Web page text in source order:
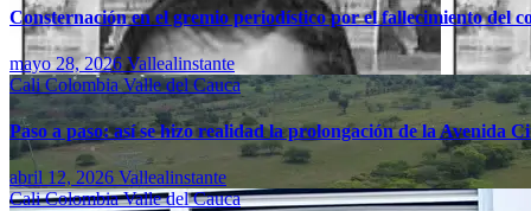
Consternación en el gremio periodístico por el fallecimiento del
mayo 28, 2026Vallealinstante
CaliColombiaValle del Cauca
Paso a paso: así se hizo realidad la prolongación de la Avenida
abril 12, 2026 Vallealinstante
CaliColombiaValle del Cauca